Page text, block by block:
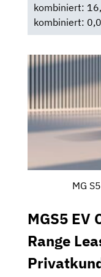
kombiniert:
kombiniert:
MG
MGS5 EV
Range